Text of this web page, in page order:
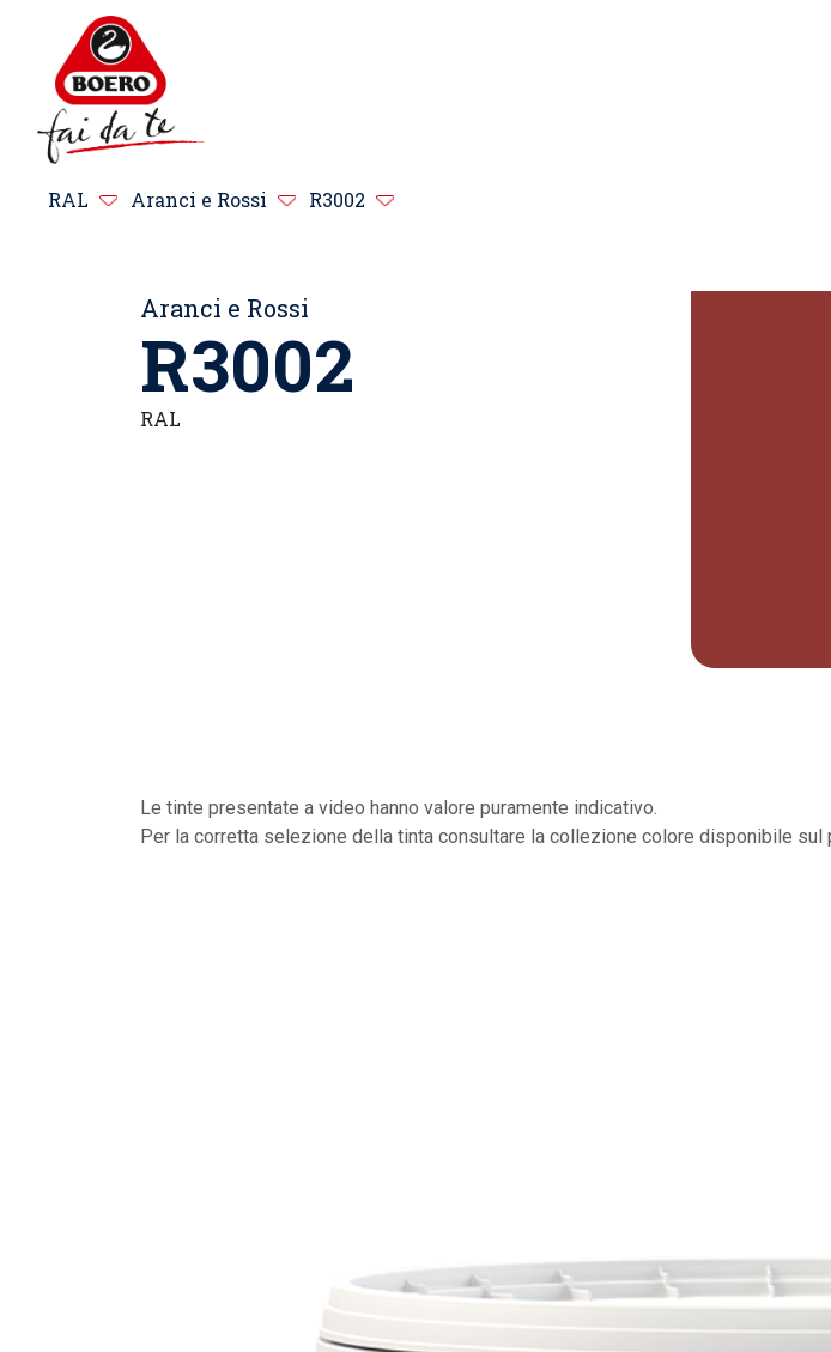
RAL Aranci e Rossi R3002
Aranci e Rossi
R3002
RAL
Le tinte presentate a video hanno valore puramente indicativo.
Per la corretta selezione della tinta consultare la collezione colore disponibile sul